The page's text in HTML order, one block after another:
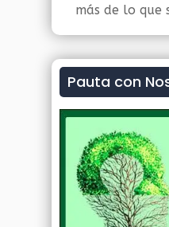
más de lo que
Pauta con